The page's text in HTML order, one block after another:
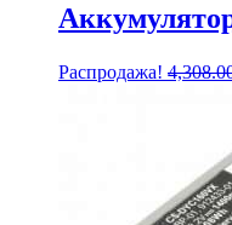
Распродажа!